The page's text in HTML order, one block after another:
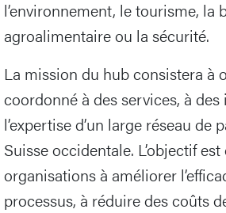
l’environnement, le tourisme, la
agroalimentaire ou la sécurité.
La mission du hub consistera à
coordonné à des services, à
l’expertise d’un large réseau de
Suisse occidentale. L’objectif est
organisations à améliorer
processus, à réduire des coûts